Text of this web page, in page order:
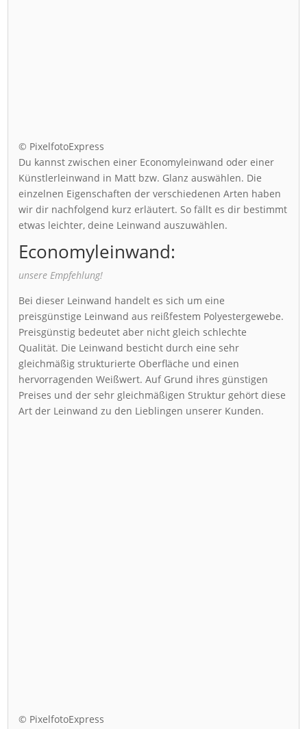
© PixelfotoExpress
Du kannst zwischen einer Economyleinwand oder einer
Künstlerleinwand in Matt bzw. Glanz auswählen. Die
einzelnen Eigenschaften der verschiedenen Arten haben
wir dir nachfolgend kurz erläutert. So fällt es dir bestimmt
etwas leichter, deine Leinwand auszuwählen.
Economyleinwand:
unsere Empfehlung!
Bei dieser Leinwand handelt es sich um eine
preisgünstige Leinwand aus reißfestem Polyestergewebe.
Preisgünstig bedeutet aber nicht gleich schlechte
Qualität. Die Leinwand besticht durch eine sehr
gleichmäßig strukturierte Oberfläche und einen
hervorragenden Weißwert. Auf Grund ihres günstigen
Preises und der sehr gleichmäßigen Struktur gehört diese
Art der Leinwand zu den Lieblingen unserer Kunden.
© PixelfotoExpress